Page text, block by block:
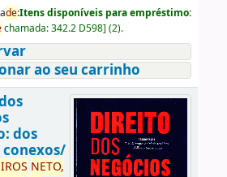
de:Itens disponíveis para empréstimo:
chamada:342.2 D598] (2).
ao seu carrinho
dos
IROS NETO,